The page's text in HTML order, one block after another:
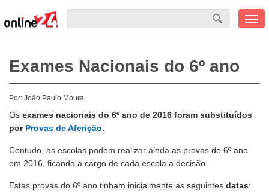
Exames Nacionais do 6º ano
Por: João Paulo Moura
Os exames nacionais do 6º ano de 2016 foram substituídos
por Provas de Aferição.
Contudo, as escolas podem realizar ainda as provas do 6º ano
em 2016, ficando a cargo de cada escola a decisão.
Estas provas do 6º ano tinham inicialmente as seguintes datas: